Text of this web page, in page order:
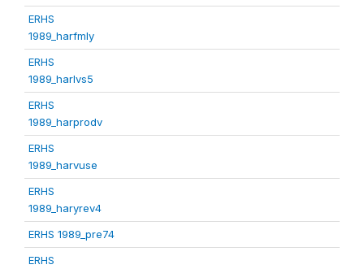
ERHS
1989_harfmly
ERHS
1989_harlvs5
ERHS
1989_harprodv
ERHS
1989_harvuse
ERHS
1989_haryrev4
ERHS 1989_pre74
ERHS